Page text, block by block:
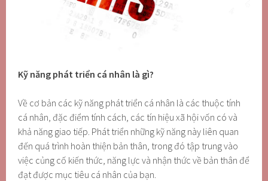
Kỹ năng phát triển cá nhân là gì?
Về cơ bản các kỹ năng phát triển cá nhân là các thuộc tính
cá nhân, đặc điểm tính cách, các tín hiệu xã hội vốn có và
khả năng giao tiếp. Phát triển những kỹ năng này liên quan
đến quá trình hoàn thiện bản thân, trong đó tập trung vào
việc củng cố kiến ​​thức, năng lực và nhận thức về bản thân để
đạt được mục tiêu cá nhân của bạn.